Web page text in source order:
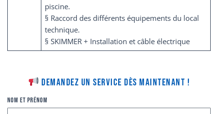
piscine.
§ Raccord des différents équipements du local
technique.
§ SKIMMER + Installation et câble électrique
Demandez un service dès maintenant !
Nom et Prénom